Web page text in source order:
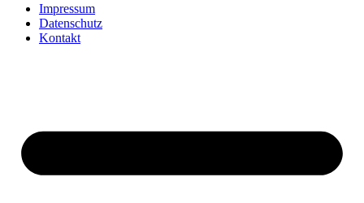
Impressum
Datenschutz
Kontakt